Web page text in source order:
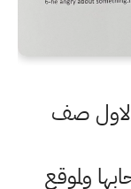
الاول صف
ولموقع